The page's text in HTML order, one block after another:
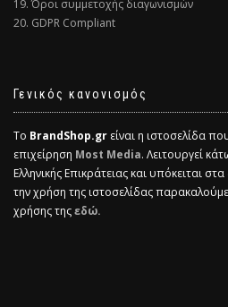
19. Όροι συμμετοχής διαγωνισμών
20. GDPR Compliant
Γενικός κανονισμός
Το BrandShop.gr είναι η ιστοσελίδα
επιχείρηση Most Media. Λειτουργεί
Ελληνικής Επικράτειας και υπόκειται
την χρήση της ιστοσελίδας
χρήσης τηςεδώ.